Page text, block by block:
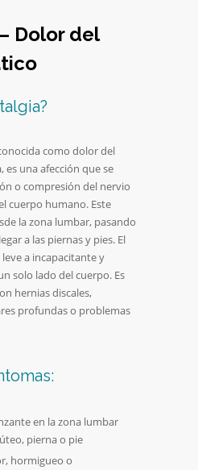
Dolor del
como dolor del
es una afección que se
o compresión del nervio
cuerpo humano. Este
la zona lumbar, pasando
a las piernas y pies. El
a incapacitante y
solo lado del cuerpo. Es
hernias discales,
profundas o problemas
en la zona lumbar
pierna o pie
hormigueo o